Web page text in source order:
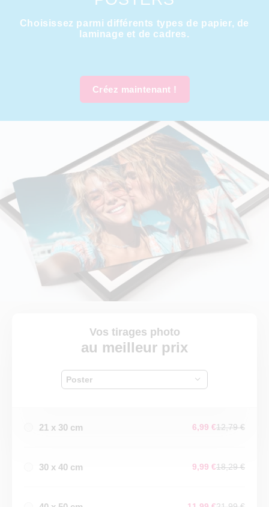
Choisissez parmi différents types de papier, de
laminage et de cadres.
Créez maintenant !
Vos tirages photo
au meilleur prix
Poster
21 x 30 cm 6,99 €12,79 €
30 x 40 cm 9,99 €18,29 €